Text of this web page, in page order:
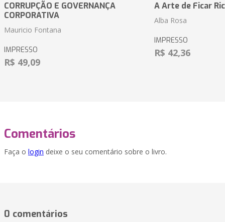
CORRUPÇÃO E GOVERNANÇA
CORPORATIVA
Mauricio Fontana
IMPRESSO
R$ 49,09
A Arte de Ficar
Alba Rosa
IMPRESSO
R$ 42,36
Comentários
Faça o login deixe o seu comentário sobre o livro.
0 comentários